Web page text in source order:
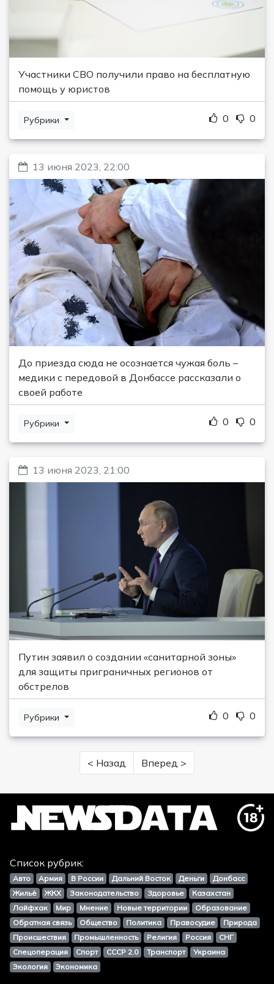
Участники СВО получили право на бесплатную
помощь у юристов
Рубрики 0 0
13 июня 2023, 22:00
До приезда сюда не осознается чужая боль –
медики с передовой в Донбассе рассказали о
своей работе
Рубрики 0 0
13 июня 2023, 21:00
Путин заявил о создании «санитарной зоны»
для защиты приграничных регионов от
обстрелов
Рубрики 0 0
< Назад Вперед >
Список рубрик:
Авто Армия В России Дальний Восток Деньги
Донбасс
Жильё
ЖКХ Законодательство Здоровье
Казахстан
Лайфхак
Мир Мнение Новые территории
Образование
Обратная связь
Общество Политика Правосудие
Природа
Происшествия
Промышленность Религия Россия
СНГ
Спецоперация
Спорт СССР 2.0 Транспорт
Украина
Экология
Экономика